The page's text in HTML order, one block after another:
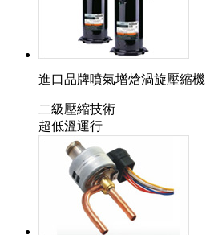
進口品牌噴氣增焓渦旋壓縮機
二級壓縮技術
超低溫運行